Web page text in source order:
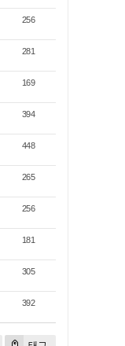
256
281
169
394
448
265
256
181
305
392